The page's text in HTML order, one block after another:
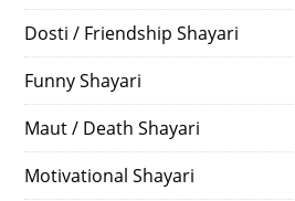
Dosti / Friendship Shayari
Funny Shayari
Maut / Death Shayari
Motivational Shayari